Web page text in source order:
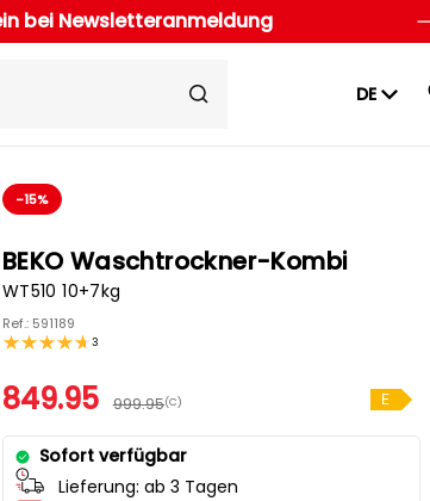
bei Newsletteranmeldung
DE
-15%
BEKO Waschtrockner-Kombi
WT510 10+7kg
Ref.: 591189
3
849.95 999.95(C) E
Sofort verfügbar
Lieferung: ab 3 Tagen